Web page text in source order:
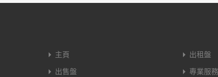
主頁
出租盤
出售盤
專業服務